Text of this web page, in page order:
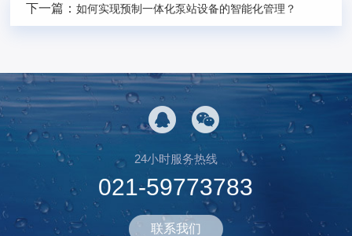
下一篇：如何实现预制一体化泵站设备的智能化管理？
24小时服务热线
021-59773783
联系我们